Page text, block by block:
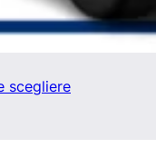
scegliere